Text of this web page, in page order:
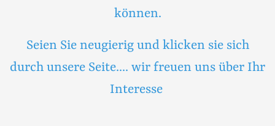
können.
Seien Sie neugierig und klicken sie sich
durch unsere Seite.... wir freuen uns über Ihr
Interesse